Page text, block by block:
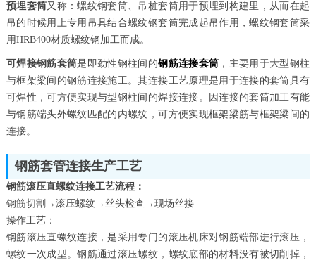
预埋套筒又称：螺纹钢套筒、吊桩套筒用于预埋到构建里，从而在起
吊的时候用上专用吊具结合螺纹钢套筒完成起吊作用，螺纹钢套筒采
用HRB400材质螺纹钢加工而成。
可焊接钢筋套筒是即劲性钢柱间的钢筋连接套筒 ，主要用于大型钢柱
与框架梁间的钢筋连接施工。其连接工艺原理是用于连接的套筒具有
可焊性，可方便实现与型钢柱间的焊接连接。因连接的套筒加工有能
与钢筋端头外螺纹匹配的内螺纹，可方便实现框架梁筋与框架梁间的
连接。
钢筋套管连接生产工艺
钢筋滚压直螺纹连接工艺流程：
钢筋切割→滚压螺纹→丝头检查→现场丝接
操作工艺：
钢筋滚压直螺纹连接，是采用专门的滚压机床对钢筋端部进行滚压，
螺纹一次成型。钢筋通过滚压螺纹，螺纹底部的材料没有被切削掉，